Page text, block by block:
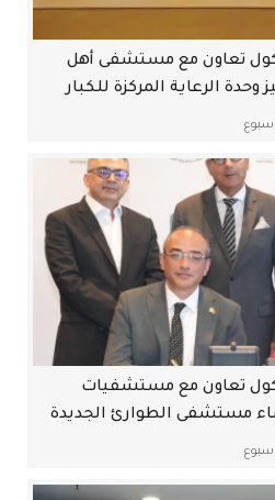
تعاون مع مستشفى أهل
الرعاية المركزة للكبار
تعاون مع مستشفيات
مستشفى الطوارئ الجديدة